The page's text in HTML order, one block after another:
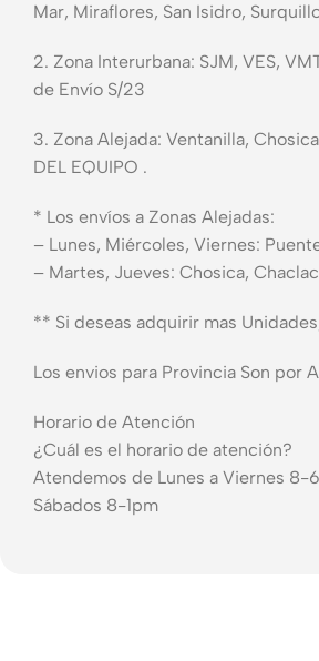
Mar, Miraflores, San Isidro,
2. Zona Interurbana: SJM, VES,
de Envío S/23
3. Zona Alejada: Ventanilla,
DEL EQUIPO .
* Los envíos a Zonas Alejadas:
– Lunes, Miércoles, Viernes:
– Martes, Jueves: Chosica,
** Si deseas adquirir mas
Los envios para Provincia Son
Horario de Atención
¿Cuál es el horario de atención?
Atendemos de Lunes a Viernes
Sábados 8-1pm